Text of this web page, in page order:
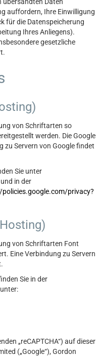
auffordern, Ihre Einwilligung
für die Datenspeicherung
Ihres Anliegens).
gesetzliche
von Schriftarten so
werden. Die Google
zu Servern von Google findet
Sie unter
und in der
policies.google.com/privacy?
von Schriftarten Font
Eine Verbindung zu Servern
Sie in der
„reCAPTCHA“) auf dieser
(„Google“), Gordon